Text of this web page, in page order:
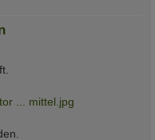
... mittel.jpg